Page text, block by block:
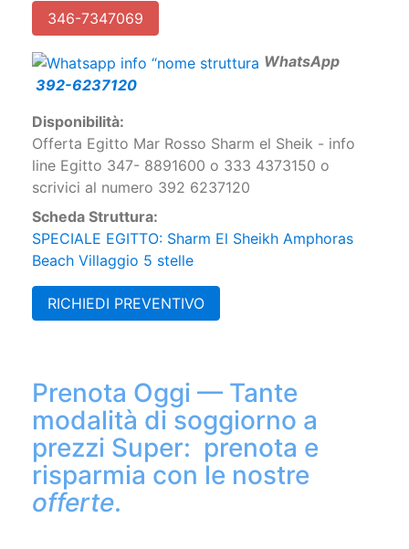
346-7347069
WhatsApp
392-6237120
Disponibilità:
Offerta Egitto Mar Rosso Sharm el Sheik - info
line Egitto 347- 8891600 o 333 4373150 o
scrivici al numero 392 6237120
Scheda Struttura:
SPECIALE EGITTO: Sharm El Sheikh Amphoras
Beach Villaggio 5 stelle
RICHIEDI PREVENTIVO
Prenota Oggi — Tante
modalità di soggiorno a
prezzi Super: prenota e
risparmia con le nostre
offerte.